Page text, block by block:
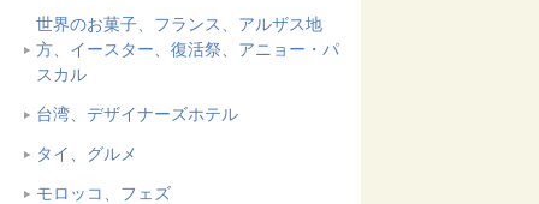
世界のお菓子、フランス、アルザス地
方、イースター、復活祭、アニョー・パ
スカル
台湾、デザイナーズホテル
タイ、グルメ
モロッコ、フェズ